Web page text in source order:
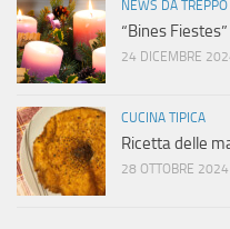
NEWS DA
“Bines
24 DICEMBRE
CUCINA TIPICA
Ricetta delle
28 OTTOBRE 2024